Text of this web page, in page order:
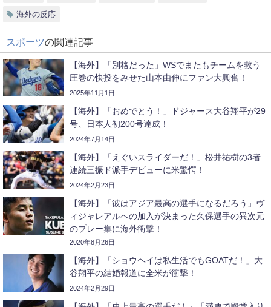
海外の反応
スポーツの関連記事
【海外】「別格だった」WSでまたもチームを救う
圧巻の快投をみせた山本由伸にファン大興奮！
2025年11月1日
【海外】「おめでとう！」ドジャース大谷翔平が29
号、日本人初200号達成！
2024年7月14日
【海外】「えぐいスライダーだ！」松井祐樹の3者
連続三振ド派手デビューに米驚愕！
2024年2月23日
【海外】「彼はアジア最高の選手になるだろう」ヴ
ィジャレアルへの加入が決まった久保選手の異次元
のプレー集に海外衝撃！
2020年8月26日
【海外】「ショウヘイは私生活でもGOATだ！」大
谷翔平の結婚報道に全米が衝撃！
2024年2月29日